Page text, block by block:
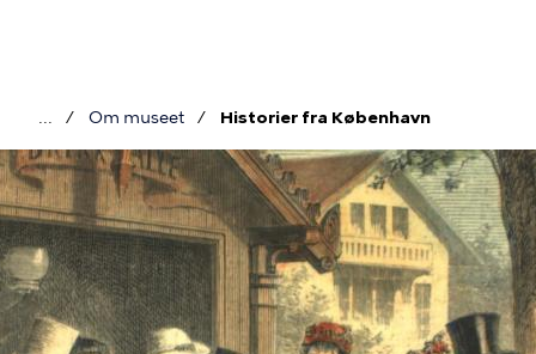
Brødkrumme
Om museet Historier fra København
Historier
fra
København